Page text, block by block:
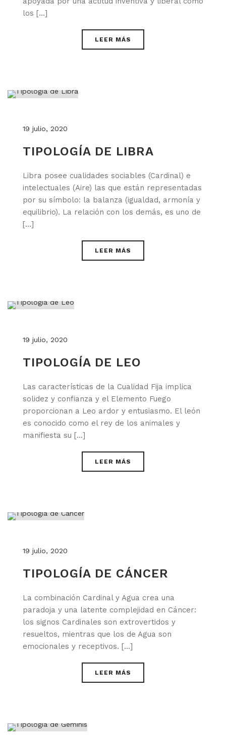
los [...]
LEER MÁS
19 julio, 2020
TIPOLOGÍA DE LIBRA
Libra posee cualidades sociables (Cardinal) e
intelectuales (Aire) las que están representadas
por su símbolo: la balanza (igualdad, armonía y
equilibrio). La relación con los demás, es uno de
[...]
LEER MÁS
19 julio, 2020
TIPOLOGÍA DE LEO
Las características de la Cualidad Fija implica
solidez y confianza y el Elemento Fuego
proporcionan a Leo ardor y entusiasmo. El león
es conocido como el rey de los animales y
manifiesta su [...]
LEER MÁS
19 julio, 2020
TIPOLOGÍA DE CÁNCER
La combinación Cardinal y Agua crea una
paradoja y una latente complejidad en Cáncer:
los signos Cardinales son extrovertidos y
resueltos, mientras que los de Agua son
emocionales y receptivos. [...]
LEER MÁS